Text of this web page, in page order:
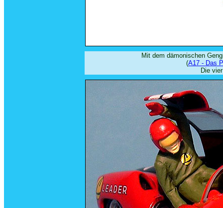
Mit dem dämonischen
(A17 - Das
Die